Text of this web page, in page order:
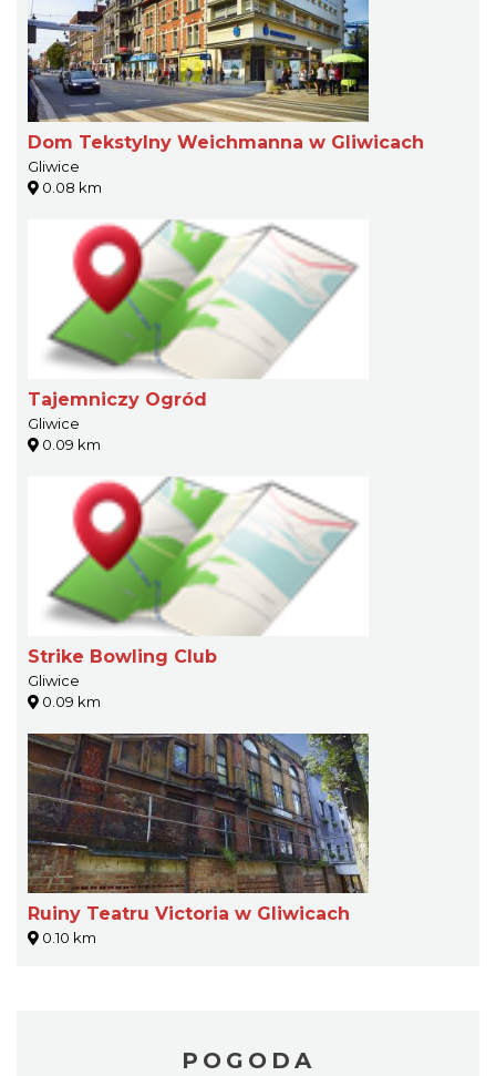
Dom Tekstylny Weichmanna w Gliwicach
Gliwice
0.08 km
Tajemniczy Ogród
Gliwice
0.09 km
Strike Bowling Club
Gliwice
0.09 km
Ruiny Teatru Victoria w Gliwicach
0.10 km
POGODA